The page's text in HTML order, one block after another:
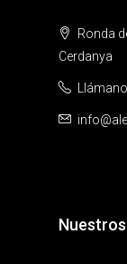
Ronda
Cerdanya